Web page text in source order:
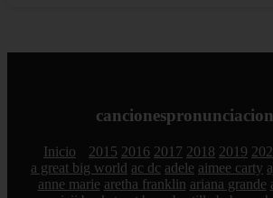
Inicio 2015 2016 2017 2018 2019
a great big world ac dc adele aimee carty
anne marie aretha franklin ariana grande